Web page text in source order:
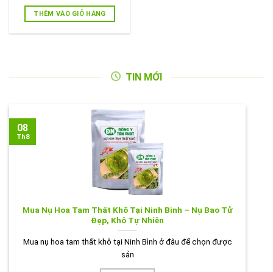
là:
160.000VND.
THÊM VÀO GIỎ HÀNG
TIN MỚI
Mua Nụ Hoa Tam Thất Khô Tại Ninh Bình – Nụ Bao Tử
Đẹp, Khô Tự Nhiên
Mua nụ hoa tam thất khô tại Ninh Bình ở đâu để chọn được
sản
08
Th8